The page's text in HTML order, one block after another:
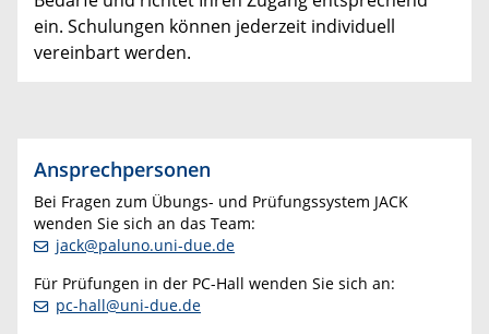
ein. Schulungen können jederzeit individuell
vereinbart werden.
Ansprechpersonen
Bei Fragen zum Übungs- und Prüfungssystem JACK
wenden Sie sich an das Team:
jack@paluno.uni-due.de
Für Prüfungen in der PC-Hall wenden Sie sich an:
pc-hall@uni-due.de